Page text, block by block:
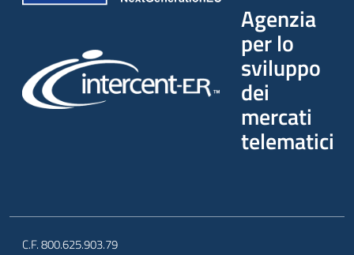
Agenzia
per lo
sviluppo
dei
mercati
telematici
C.F. 800.625.903.79